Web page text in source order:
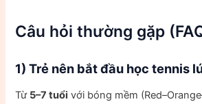
Câu hỏi thường gặp
1) Trẻ nên bắt đầu học tennis
Từ 5–7 tuổi với bóng mềm